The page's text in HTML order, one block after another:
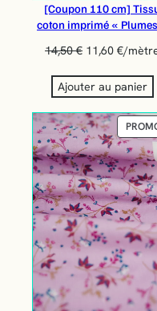
[Coupon 110 cm]
coton imprimé «
14,50€ 11,60€/
Ajouter au panier